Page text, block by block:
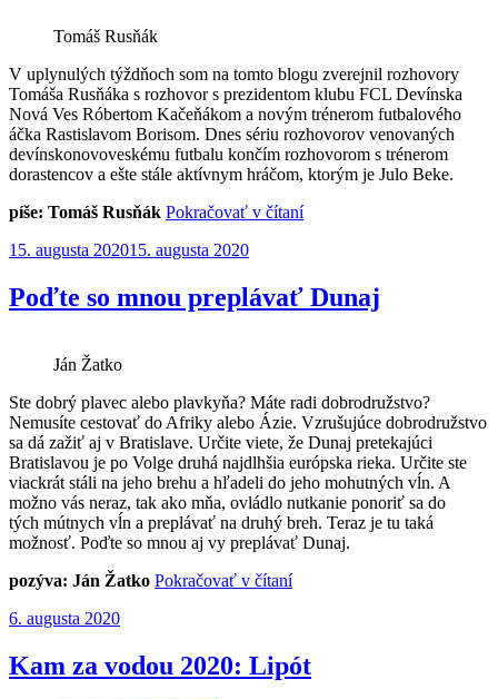
Tomáš Rusňák
V uplynulých týždňoch som na tomto blogu zverejnil rozhovory
Tomáša Rusňáka s rozhovor s prezidentom klubu FCL Devínska
Nová Ves Róbertom Kačeňákom a novým trénerom futbalového
áčka Rastislavom Borisom. Dnes sériu rozhovorov venovaných
devínskonovoveskému futbalu končím rozhovorom s trénerom
dorastencov a ešte stále aktívnym hráčom, ktorým je Julo Beke.
píše: Tomáš Rusňák Pokračovať v čítaní„Julo
s
trénerom
Publikované
15. augusta 202015. augusta 2020
Poďte so mnou preplávať Dunaj
Ján Žatko
Ste dobrý plavec alebo plavkyňa? Máte radi dobrodružstvo?
Nemusíte cestovať do Afriky alebo Ázie. Vzrušujúce dobrodružstvo
sa dá zažiť aj v Bratislave. Určite viete, že Dunaj pretekajúci
Bratislavou je po Volge druhá najdlhšia európska rieka. Určite ste
viackrát stáli na jeho brehu a hľadeli do jeho mohutných vĺn. A
možno vás neraz, tak ako mňa, ovládlo nutkanie ponoriť sa do
tých mútnych vĺn a preplávať na druhý breh. Teraz je tu taká
možnosť. Poďte so mnou aj vy preplávať Dunaj.
pozýva: Ján Žatko Pokračovať v čítaní„Poďte
Dunaj“
Publikované
6. augusta 2020
Kam za vodou 2020: Lipót